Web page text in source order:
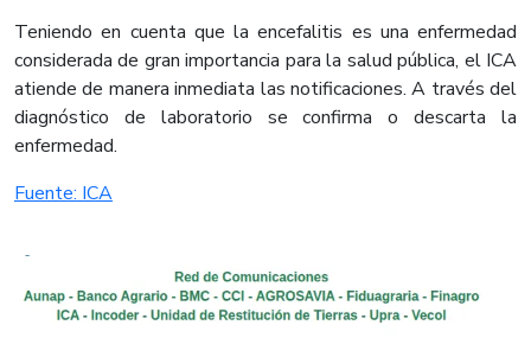
Teniendo en cuenta que la encefalitis es una enfermedad
considerada de gran importancia para la salud pública, el ICA
atiende de manera inmediata las notificaciones. A través del
diagnóstico de laboratorio se confirma o descarta la
enfermedad.
Fuente: ICA